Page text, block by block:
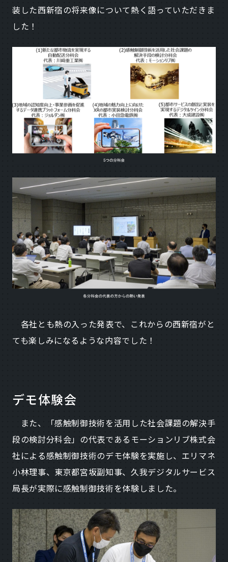
装した西新宿の将来像について熱く語っていただきま
した！
各社とも熱の入った発表で、これからの西新宿がと
ても楽しみになるような内容でした！
デモ体験会
また、「感触制御技術を活用した社会課題の解決手
段の検討分科会」の代表であるモーションリブ株式会
社による感触制御技術のデモ体験を実施し、エリマネ
小林理事、東京都宮坂副知事、久我デジタルサービス
局長が実際に感触制御技術を体験しました。